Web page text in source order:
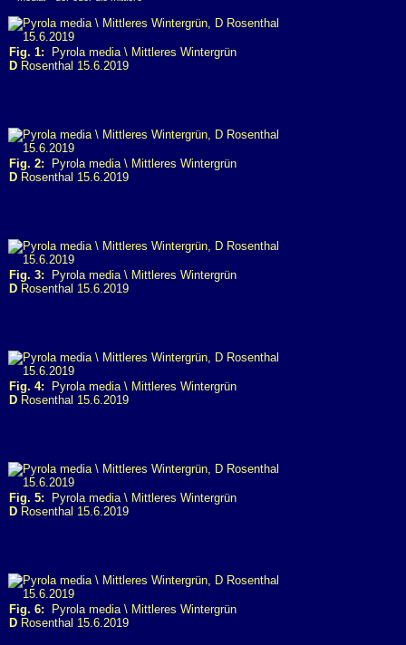
Fig. 1: Pyrola media \ Mittleres Wintergrün
D Rosenthal 15.6.2019
Fig. 2: Pyrola media \ Mittleres Wintergrün
D Rosenthal 15.6.2019
Fig. 3: Pyrola media \ Mittleres Wintergrün
D Rosenthal 15.6.2019
Fig. 4: Pyrola media \ Mittleres Wintergrün
D Rosenthal 15.6.2019
Fig. 5: Pyrola media \ Mittleres Wintergrün
D Rosenthal 15.6.2019
Fig. 6: Pyrola media \ Mittleres Wintergrün
D Rosenthal 15.6.2019